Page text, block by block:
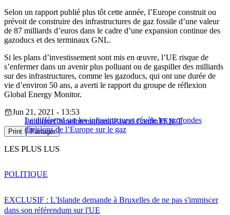
Selon un rapport publié plus tôt cette année, l’Europe construit ou
prévoit de construire des infrastructures de gaz fossile d’une valeur
de 87 milliards d’euros dans le cadre d’une expansion continue des
gazoducs et des terminaux GNL.
Si les plans d’investissement sont mis en œuvre, l’UE risque de
s’enfermer dans un avenir plus polluant ou de gaspiller des milliards
sur des infrastructures, comme les gazoducs, qui ont une durée de
vie d’environ 50 ans, a averti le rapport du groupe de réflexion
Global Energy Monitor.
Le différend sur les infrastructures révèle les profondes
divisions de l’Europe sur le gaz
Jun 21, 2021 - 13:53
PolitiqueChineInternationalPascal CanfinTEN-T
Print Partager
LES PLUS LUS
EXCLUSIF : L'Islande demande à Bruxelles de ne pas s'immiscer
dans son référendum sur l'UE
POLITIQUE